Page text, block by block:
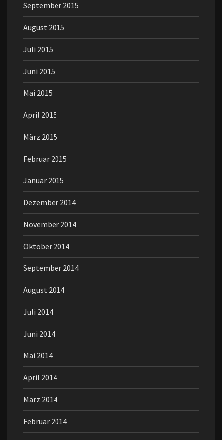
September 2015
August 2015
Juli 2015
Juni 2015
Mai 2015
April 2015
März 2015
Februar 2015
Januar 2015
Dezember 2014
November 2014
Oktober 2014
September 2014
August 2014
Juli 2014
Juni 2014
Mai 2014
April 2014
März 2014
Februar 2014